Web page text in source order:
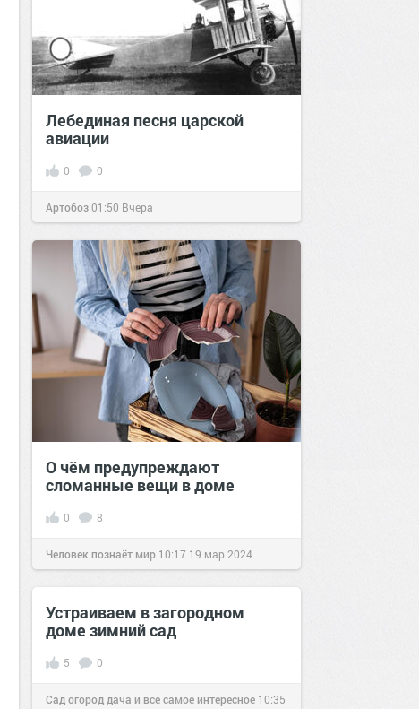
Лебединая песня царской
авиации
0 0
Артобоз01:50 Вчера
О чём предупреждают
сломанные вещи в доме
0 8
Человек познаёт мир 10:17 19 мар 2024
Устраиваем в загородном
доме зимний сад
5 0
Сад огород дача и все самое интересное 10:35